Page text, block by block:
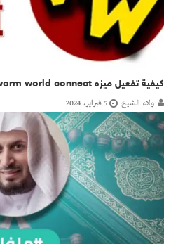
كيفية تفعيل ميزه worm world connect
ولاء الشيخ 5 فبراير، 2024